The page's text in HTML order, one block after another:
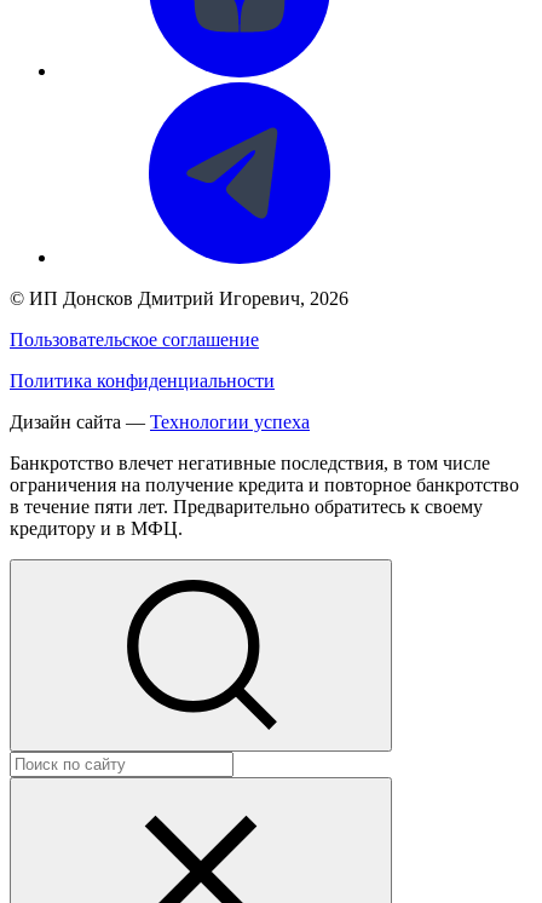
© ИП Донсков Дмитрий Игоревич, 2026
Пользовательское соглашение
Политика конфиденциальности
Дизайн сайта — Технологии успеха
Банкротство влечет негативные последствия, в том числе
ограничения на получение кредита и повторное банкротство
в течение пяти лет. Предварительно обратитесь к своему
кредитору и в МФЦ.